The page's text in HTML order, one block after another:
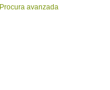
Procura avanzada